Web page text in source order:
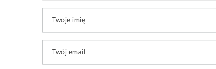
Twoje imię
Twój email